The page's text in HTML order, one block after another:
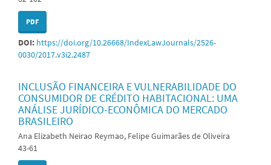
PDF
DOI: https://doi.org/10.26668/IndexLawJournals/2526-
0030/2017.v3i2.2487
INCLUSÃO FINANCEIRA E VULNERABILIDADE DO
CONSUMIDOR DE CRÉDITO HABITACIONAL: UMA
ANÁLISE JURÍDICO-ECONÔMICA DO MERCADO
BRASILEIRO
Ana Elizabeth Neirao Reymao, Felipe Guimarães de Oliveira
43-61